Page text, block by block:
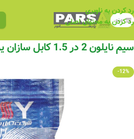
رد کردن به ناوبری
رد کردن به محتوای اصلی
منو
سیم نایلون 2 در 1.5 کابل سازان یزد
-12%